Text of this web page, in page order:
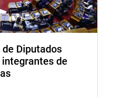
Diputados
de